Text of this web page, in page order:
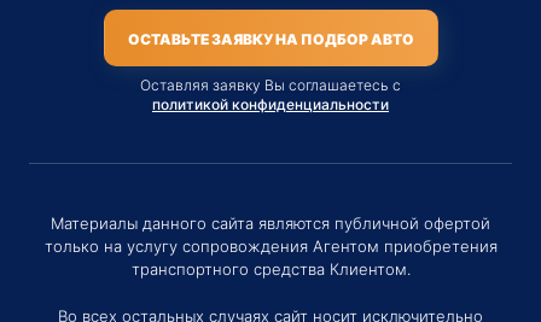
ОСТАВЬТЕ ЗАЯВКУ НА ПОДБОР АВТО
Оставляя заявку Вы соглашаетесь с
политикой конфиденциальности
Материалы данного сайта являются публичной офертой
только на услугу сопровождения Агентом приобретения
транспортного средства Клиентом.
Во всех остальных случаях сайт носит исключительно